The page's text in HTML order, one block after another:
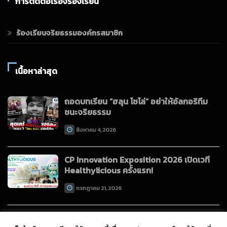
ร้องเรียนจริยธรรมองค์กรสมาชิก
เนื้อหาล่าสุด
ถอดบทเรียน “ฮลุน โซโล่” อย่าให้อัลกอริทึม
ชนะจริยธรรม
สิงหาคม 4, 2026
CP Innovation Exposition 2026 เปิดเวที
Healthylicious ครั้งแรก!
กรกฎาคม 21, 2026